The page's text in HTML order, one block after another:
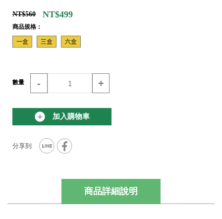
NT$560 NT$499
商品規格：
一盒 三盒 六盒
數量 - +
加入購物車
商品詳細說明